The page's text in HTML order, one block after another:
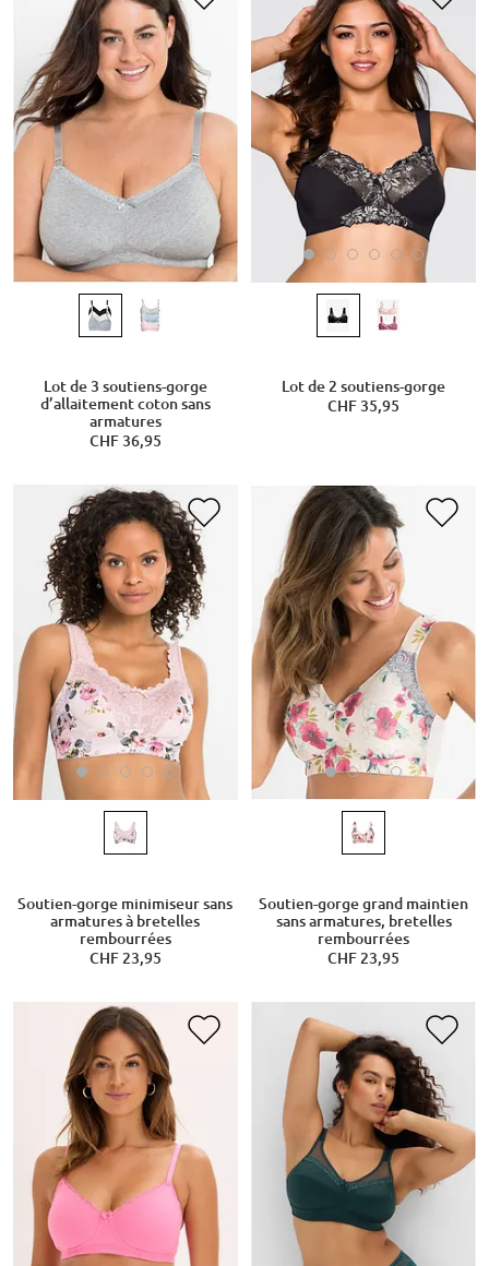
Lot de 3 soutiens-gorge
d’allaitement coton sans
armatures
CHF 36,95
Lot de 2 soutiens-gorge
CHF 35,95
Soutien-gorge minimiseur sans
armatures à bretelles
rembourrées
CHF 23,95
Soutien-gorge grand maintien
sans armatures, bretelles
rembourrées
CHF 23,95